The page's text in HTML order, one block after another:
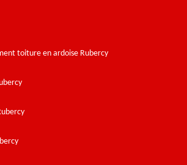
toiture en ardoise Rubercy